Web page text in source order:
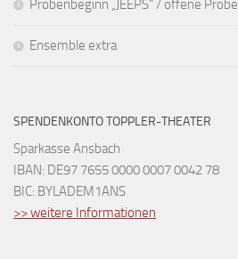
Probenbeginn „JEEPS“ / offene
Ensemble extra
SPENDENKONTO TOPPLER-THEATER
Sparkasse Ansbach
IBAN: DE97 7655 0000 0007 0042 78
BIC: BYLADEM1ANS
>> weitere Informationen